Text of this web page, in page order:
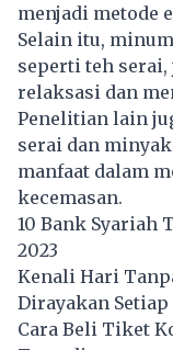
menjadi metode
Selain itu,
seperti teh
relaksasi dan
Penelitian lain
serai dan
manfaat dalam
kecemasan.
10 Bank Syariah
2023
Kenali Hari
Dirayakan
Cara Beli Tiket